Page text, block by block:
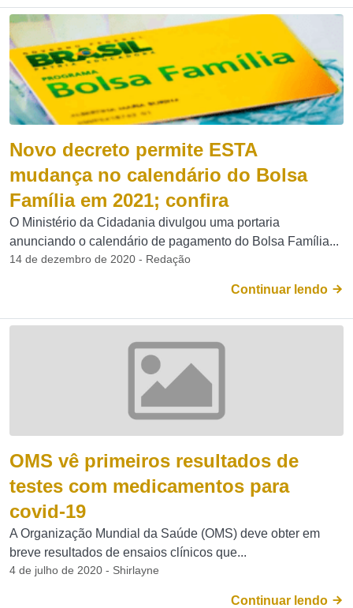
Novo decreto permite ESTA
mudança no calendário do Bolsa
Família em 2021; confira
O Ministério da Cidadania divulgou uma portaria
anunciando o calendário de pagamento do Bolsa Família...
14 de dezembro de 2020 - Redação
Continuar lendo
OMS vê primeiros resultados de
testes com medicamentos para
covid-19
A Organização Mundial da Saúde (OMS) deve obter em
breve resultados de ensaios clínicos que...
4 de julho de 2020 - Shirlayne
Continuar lendo